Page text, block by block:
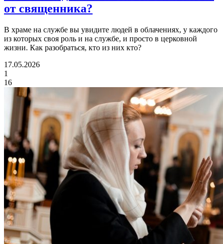
от священника?
В храме на службе вы увидите людей в облачениях, у каждого
из которых своя роль и на службе, и просто в церковной
жизни. Как разобраться, кто из них кто?
17.05.2026
1
16